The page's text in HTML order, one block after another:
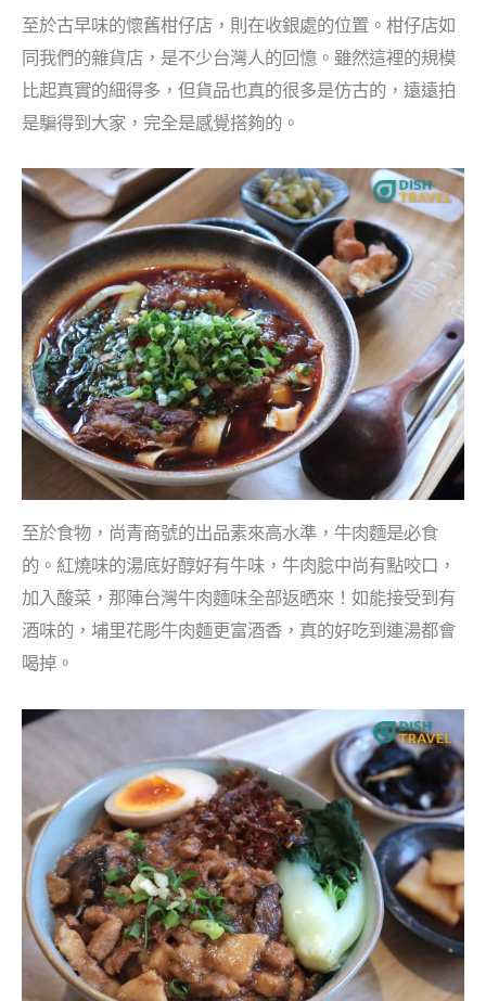
至於古早味的懷舊柑仔店，則在收銀處的位置。柑仔店如
同我們的雜貨店，是不少台灣人的回憶。雖然這裡的規模
比起真實的細得多，但貨品也真的很多是仿古的，遠遠拍
是騙得到大家，完全是感覺搭夠的。
至於食物，尚青商號的出品素來高水準，牛肉麵是必食
的。紅燒味的湯底好醇好有牛味，牛肉腍中尚有點咬口，
加入酸菜，那陣台灣牛肉麵味全部返晒來！如能接受到有
酒味的，埔里花彫牛肉麵更富酒香，真的好吃到連湯都會
喝掉。